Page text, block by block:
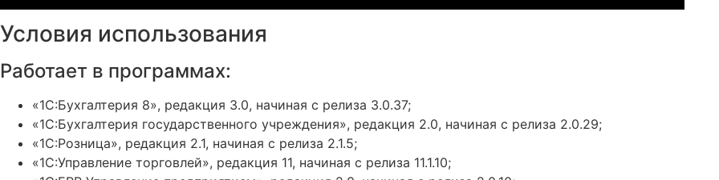
Условия использования
Работает в программах:
«1С:Бухгалтерия 8», редакция 3.0, начиная с релиза 3.0.37;
«1С:Бухгалтерия государственного учреждения», редакция 2.0, начиная с релиза 2.0.29;
«1С:Розница», редакция 2.1, начиная с релиза 2.1.5;
«1С:Управление торговлей», редакция 11, начиная с релиза 11.1.10;